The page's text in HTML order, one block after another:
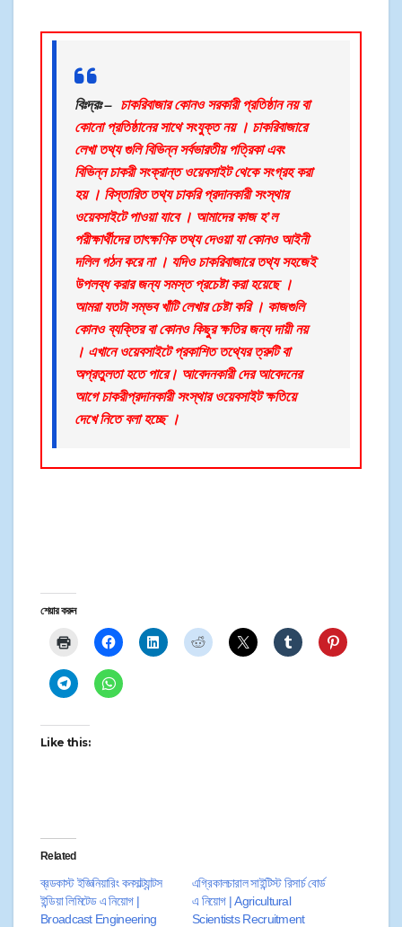
বিঃদ্রঃ – চাকরিবাজার কোনও সরকারী প্রতিষ্ঠান নয় বা
কোনো প্রতিষ্ঠানের সাথে সংযুক্ত নয় । চাকরিবাজারে
লেখা তথ্য গুলি বিভিন্ন সর্বভারতীয় পত্রিকা এবং
বিভিন্ন চাকরী সংক্রান্ত ওয়েবসাইট থেকে সংগ্রহ করা
হয় । বিস্তারিত তথ্য চাকরি প্রদানকারী সংস্থার
ওয়েবসাইটে পাওয়া যাবে । আমাদের কাজ হ’ল
পরীক্ষার্থীদের তাৎক্ষণিক তথ্য দেওয়া যা কোনও আইনী
দলিল গঠন করে না । যদিও চাকরিবাজারে তথ্য সহজেই
উপলব্ধ করার জন্য সমস্ত প্রচেষ্টা করা হয়েছে ।
আমরা যতটা সম্ভব খাঁটি লেখার চেষ্টা করি । কাজগুলি
কোনও ব্যক্তির বা কোনও কিছুর ক্ষতির জন্য দায়ী নয়
। এখানে ওয়েবসাইটে প্রকাশিত তথ্যের ত্রুটি বা
অপ্রতুলতা হতে পারে। আবেদনকারী দের আবেদনের
আগে চাকরীপ্রদানকারী সংস্থার ওয়েবসাইট ক্ষতিয়ে
দেখে নিতে বলা হচ্ছে ।
শেয়ার করুন
Like this:
Related
ব্রডকাস্ট ইজ্ঞিনিয়ারিং কনসাল্ট্যান্টস
ইন্ডিয়া লিমিটেড এ নিয়োগ |
Broadcast Engineering
এগ্রিকালচারাল সাইন্টিস্ট রিসার্চ বোর্ড
এ নিয়োগ | Agricultural
Scientists Recruitment